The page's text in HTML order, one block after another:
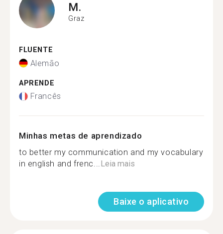
M.
Graz
FLUENTE
Alemão
APRENDE
Francês
Minhas metas de aprendizado
to better my communication and my vocabulary
in english and frenc...Leia mais
Baixe o aplicativo